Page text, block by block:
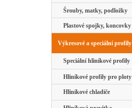
Šrouby, matky, podložky
Plastové spojky, koncovky
Výkresové a speciální profily
Speciální hliníkové profily
Hliníkové profily pro ploty
Hliníkové chladiče